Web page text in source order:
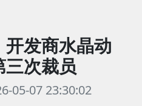
开发商水晶动
三次裁员
05-07 23:30:02